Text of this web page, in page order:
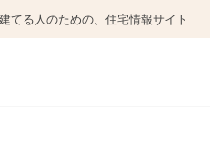
てる人のための、住宅情報サイト